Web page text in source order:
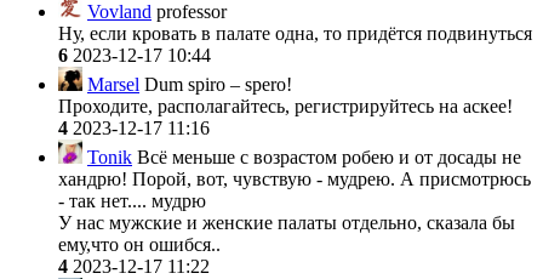
Vovland professor
Ну, если кровать в палате одна, то придётся подвинуться
6 2023-12-17 10:44
Marsel Dum spiro – spero!
Проходите, располагайтесь, регистрируйтесь на аскее!
4 2023-12-17 11:16
Tonik Всё меньше с возрастом робею и от досады не
хандрю! Порой, вот, чувствую - мудрею. А присмотрюсь
- так нет.... мудрю
У нас мужские и женские палаты отдельно, сказала бы
ему,что он ошибся..
4 2023-12-17 11:22